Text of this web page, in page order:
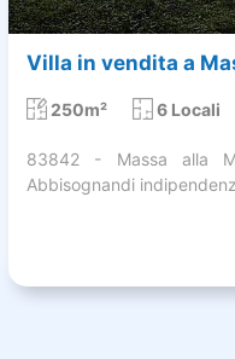
Villa in vendita a
250m² 6 Locali
83842 - Massa alla
Abbisognandi